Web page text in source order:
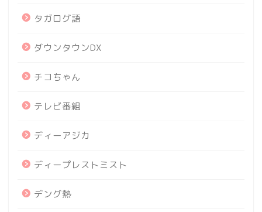
タガログ語
ダウンタウンDX
チコちゃん
テレビ番組
ディーアジカ
ディープレストミスト
デング熱